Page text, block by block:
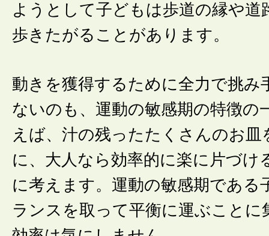
ようとして子どもは歩道の縁や道
歩きたがることがあります。
動きを獲得するために全力で挑み
ないのも、運動の敏感期の特徴の
えば、汁の残ったたくさんのお皿
に、大人なら効率的に楽に片づけ
に考えます。運動の敏感期である
ランスを取って平衡に運ぶことに